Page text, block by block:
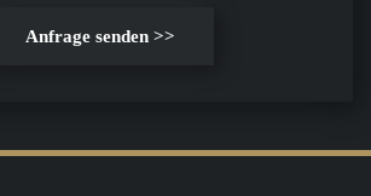
Anfrage senden >>